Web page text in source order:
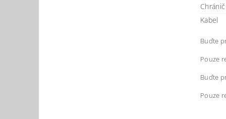
Chránič
Kabel
Buďte
Pouze
Buďte
Pouze